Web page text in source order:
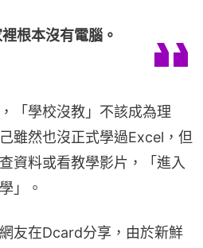
根本沒有電腦。
「學校沒教」不該成為理
雖然也沒正式學過Excel，但
資料或看教學影片，「進入
」。
友在Dcard分享，由於新鮮